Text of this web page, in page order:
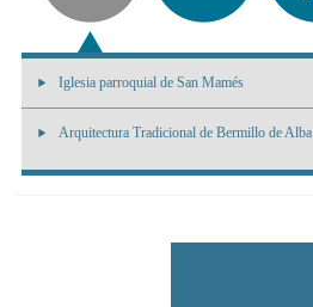
Iglesia parroquial de San Mamés
Arquitectura Tradicional de Bermillo de Alba